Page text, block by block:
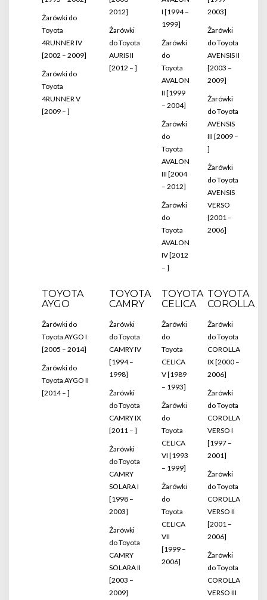
Żarówki do
Toyota
4RUNNER IV
[2002 – 2009]
Żarówki do
Toyota
4RUNNER V
[2009 – ]
2012]
Żarówki
do Toyota
AURIS II
[2012 – ]
I [1994 –
1999]
Żarówki
do
Toyota
AVALON
II [1999
– 2004]
Żarówki
do
Toyota
AVALON
III [2004
– 2012]
Żarówki
do
Toyota
AVALON
IV [2012
– ]
2003]
Żarówki
do Toyota
AVENSIS II
[2003 –
2009]
Żarówki
do Toyota
AVENSIS
III [2009 –
]
Żarówki
do Toyota
AVENSIS
VERSO
[2001 –
2006]
TOYOTA
AYGO
Żarówki do
Toyota AYGO I
[2005 – 2014]
Żarówki do
Toyota AYGO II
[2014 – ]
TOYOTA
CAMRY
Żarówki
do Toyota
CAMRY IV
[1994 –
1998]
Żarówki
do Toyota
CAMRY IX
[2011 – ]
Żarówki
do Toyota
CAMRY
SOLARA I
[1998 –
2003]
Żarówki
do Toyota
CAMRY
SOLARA II
[2003 –
2009]
TOYOTA
CELICA
Żarówki
do
Toyota
CELICA
V [1989
– 1993]
Żarówki
do
Toyota
CELICA
VI [1993
– 1999]
Żarówki
do
Toyota
CELICA
VII
[1999 –
2006]
TOYOTA
COROLLA
Żarówki
do Toyota
COROLLA
IX [2000 –
2006]
Żarówki
do Toyota
COROLLA
VERSO I
[1997 –
2001]
Żarówki
do Toyota
COROLLA
VERSO II
[2001 –
2006]
Żarówki
do Toyota
COROLLA
VERSO III